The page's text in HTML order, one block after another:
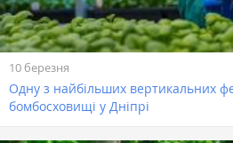
10 березня
Одну з найбільших вертикальних
бомбосховищі у Дніпрі